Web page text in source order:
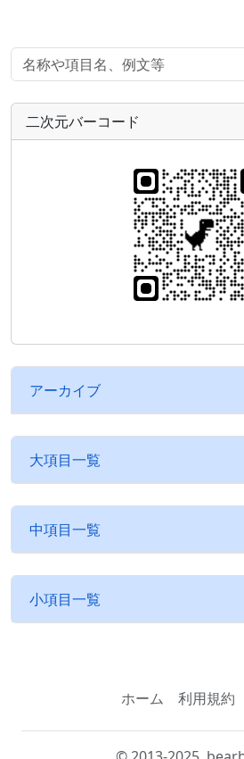
二次元バーコード
アーカイブ
大項目一覧
中項目一覧
小項目一覧
ホーム 利用規約